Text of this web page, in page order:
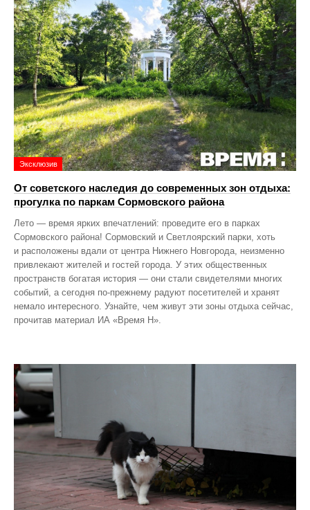
Эксклюзив
От советского наследия до современных зон отдыха:
прогулка по паркам Сормовского района
Лето — время ярких впечатлений: проведите его в парках
Сормовского района! Сормовский и Светлоярский парки, хоть
и расположены вдали от центра Нижнего Новгорода, неизменно
привлекают жителей и гостей города. У этих общественных
пространств богатая история — они стали свидетелями многих
событий, а сегодня по‑прежнему радуют посетителей и хранят
немало интересного. Узнайте, чем живут эти зоны отдыха сейчас,
прочитав материал ИА «Время Н».